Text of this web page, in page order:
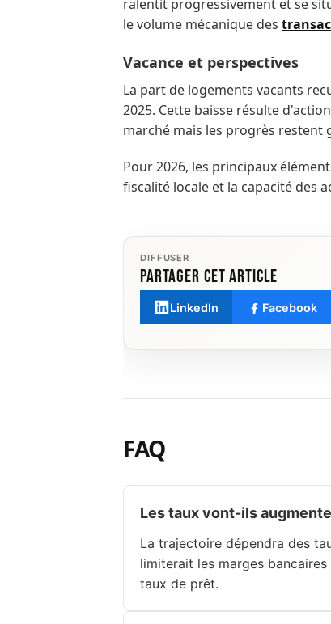
ralentit progressivement et se
le volume mécanique des
Vacance et perspectives
La part de logements vacants
2025. Cette baisse résulte
marché mais les progrès restent
Pour 2026, les principaux
fiscalité locale et la capacité des
DIFFUSER
Partager cet article
LinkedIn Facebook
FAQ
Les taux vont-ils
La trajectoire dépendra des
limiterait les marges
taux de prêt.